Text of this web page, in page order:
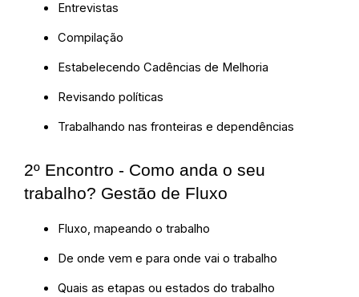
Entrevistas
Compilação
Estabelecendo Cadências de Melhoria
Revisando políticas
Trabalhando nas fronteiras e dependências
2º Encontro - Como anda o seu
trabalho? Gestão de Fluxo
Fluxo, mapeando o trabalho
De onde vem e para onde vai o trabalho
Quais as etapas ou estados do trabalho